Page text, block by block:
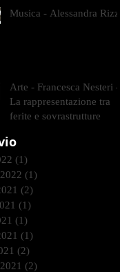
Musica - Alessandra Rizzo
Arte - Francesca Nesteri -
La rappresentazione tra
ferite e sovrastrutture
(1)
(1)
(2)
(1)
(1)
(1)
(2)
(2)